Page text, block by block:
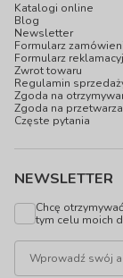
Katalogi online
Blog
Newsletter
Formularz
Formularz
Zwrot towaru
Regulamin
Zgoda na
Zgoda na
Częste pytania
NEWSLETTER
Chcę
tym celu moich